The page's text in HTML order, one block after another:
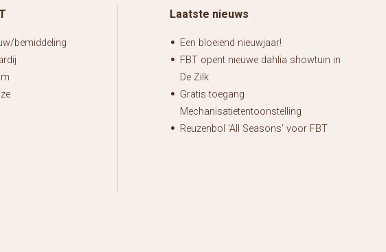
bemiddeling
Laatste nieuws
Een bloeiend nieuwjaar!
FBT opent nieuwe dahlia showtuin in
De Zilk
Gratis toegang
Mechanisatietentoonstelling
Reuzenbol 'All Seasons' voor FBT